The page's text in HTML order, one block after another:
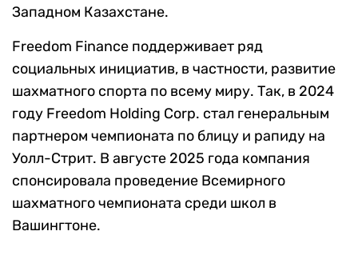
Западном Казахстане.
Freedom Finance поддерживает ряд
социальных инициатив, в частности, развитие
шахматного спорта по всему миру. Так, в 2024
году Freedom Holding Corp. стал генеральным
партнером чемпионата по блицу и рапиду на
Уолл-Стрит. В августе 2025 года компания
спонсировала проведение Всемирного
шахматного чемпионата среди школ в
Вашингтоне.